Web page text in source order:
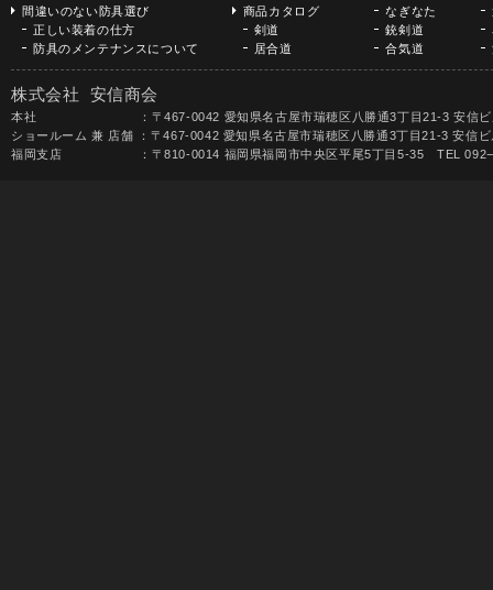
間違いのない防具選び
正しい装着の仕方
防具のメンテナンスについて
商品カタログ
剣道
居合道
なぎなた
銃剣道
合気道
株式会社 安信商会
本社 ：〒467-0042 愛知県名古屋市瑞穂区八勝通3丁目21-3 安信ビル
ショールーム 兼 店舗 ：〒467-0042 愛知県名古屋市瑞穂区八勝通3丁目21-3 安
福岡支店 ：〒810-0014 福岡県福岡市中央区平尾5丁目5-35 TEL